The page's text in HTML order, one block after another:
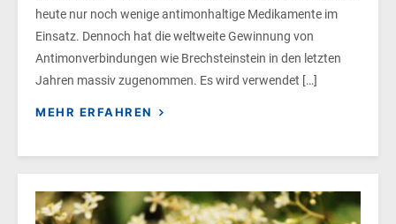
heute nur noch wenige antimonhaltige Medikamente im
Einsatz. Dennoch hat die weltweite Gewinnung von
Antimonverbindungen wie Brechsteinstein in den letzten
Jahren massiv zugenommen. Es wird verwendet […]
MEHR ERFAHREN